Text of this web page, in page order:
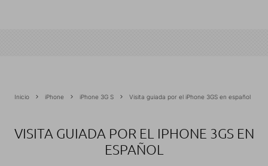
Inicio iPhone iPhone 3G S Visita guiada por el iPhone 3GS en español
VISITA GUIADA POR EL IPHONE 3GS EN
ESPAÑOL